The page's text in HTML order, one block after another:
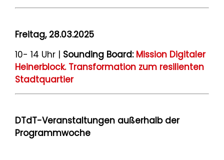
Freitag, 28.03.2025
10- 14 Uhr | Sounding Board: Mission Digitaler
Heinerblock. Transformation zum resilienten
Stadtquartier
DTdT-Veranstaltungen außerhalb der
Programmwoche